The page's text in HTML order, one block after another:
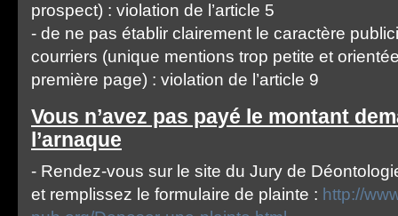
prospect) : violation de l’article 5
- de ne pas établir clairement le caractère
courriers (unique mentions trop petite et
première page) : violation de l’article 9
Vous n’avez pas payé le montant
l’arnaque
- Rendez-vous sur le site du Jury de
et remplissez le formulaire de plainte : http://